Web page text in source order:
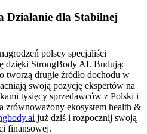
Działanie dla Stabilnej
polscy specjaliści
dzięki StrongBody AI. Budując
tworzą drugie źródło dochodu w
swoją pozycję ekspertów na
tysięcy sprzedawców z Polski i
zrównoważony ekosystem health &
już dziś i rozpocznij swoją
finansowej.